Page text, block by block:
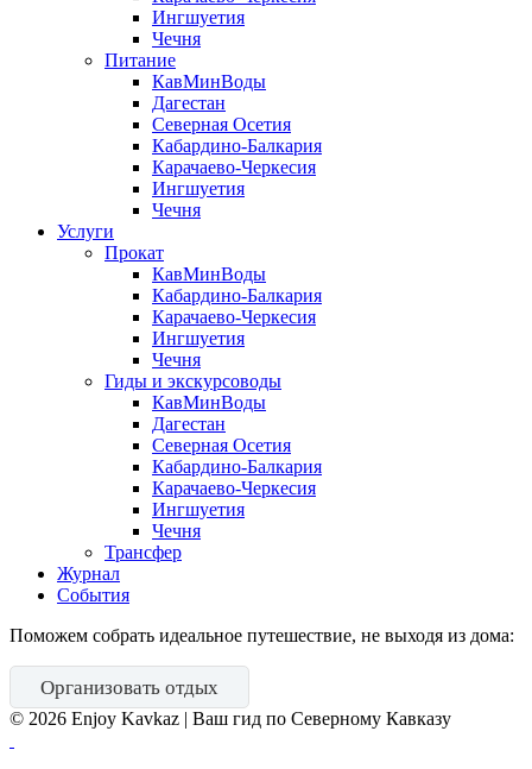
Ингшуетия
Чечня
Питание
КавМинВоды
Дагестан
Северная Осетия
Кабардино-Балкария
Карачаево-Черкесия
Ингшуетия
Чечня
Услуги
Прокат
КавМинВоды
Кабардино-Балкария
Карачаево-Черкесия
Ингшуетия
Чечня
Гиды и экскурсоводы
КавМинВоды
Дагестан
Северная Осетия
Кабардино-Балкария
Карачаево-Черкесия
Ингшуетия
Чечня
Трансфер
Журнал
События
Поможем собрать идеальное путешествие, не выходя из дома:
Организовать отдых
© 2026 Enjoy Kavkaz | Ваш гид по Северному Кавказу